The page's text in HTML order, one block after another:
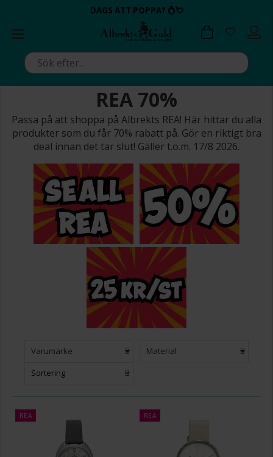
ALLTID BRA PRISER ✔
DAGS ATT POPPA?
💍💘
BETALA MED KLARNA ✔
ALLTID BRA PRISER ✔
DAGS ATT POPPA? 💍💘
REA 70%
Passa på att shoppa på Albrekts REA! Här hittar du alla
produkter som du får 70% rabatt på. Gör en riktigt bra
deal innan det tar slut! Gäller t.o.m. 17/8 2026.
Varumärke Material
Sortering
REA REA